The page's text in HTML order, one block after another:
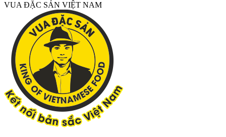
VUA ĐẶC SẢN VIỆT NAM